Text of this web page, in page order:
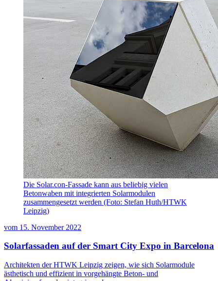
Die Solar.con-Fassade kann aus beliebig vielen
Betonwaben mit integrierten Solarmodulen
zusammengesetzt werden (Foto: Stefan Huth/HTWK
Leipzig)
vom 15. November 2022
Solarfassaden auf der Smart City Expo in Barcelona
Architekten der HTWK Leipzig zeigen, wie sich Solarmodule
ästhetisch und effizient in vorgehängte Beton- und